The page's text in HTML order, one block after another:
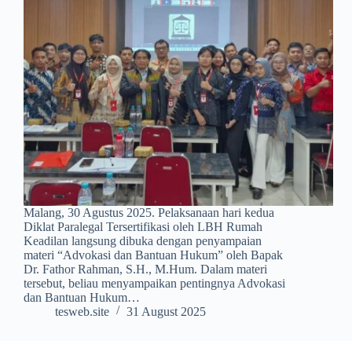
Malang, 30 Agustus 2025. Pelaksanaan hari kedua
Diklat Paralegal Tersertifikasi oleh LBH Rumah
Keadilan langsung dibuka dengan penyampaian
materi “Advokasi dan Bantuan Hukum” oleh Bapak
Dr. Fathor Rahman, S.H., M.Hum. Dalam materi
tersebut, beliau menyampaikan pentingnya Advokasi
dan Bantuan Hukum…
tesweb.site
31 August 2025